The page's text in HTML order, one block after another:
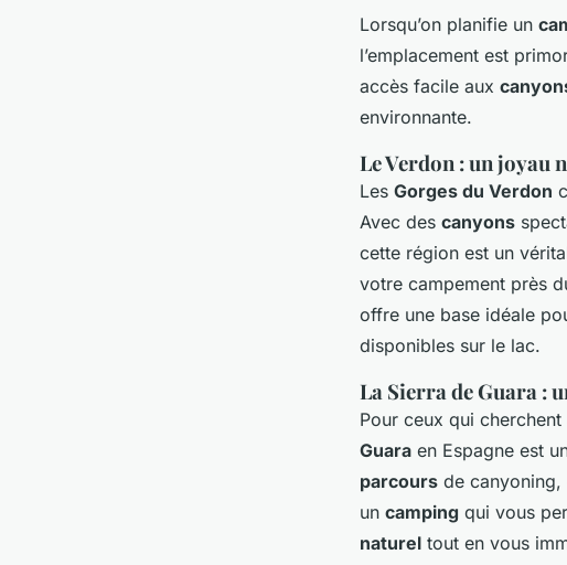
Lorsqu’on planifie un
l’emplacement est
accès facile aux
environnante.
Le Verdon : un joyau
Les Gorges du Verdon
Avec des canyons
cette région est un
votre campement près
offre une base idéale
disponibles sur le lac.
La Sierra de Guara :
Pour ceux qui
Guara en Espagne est
parcours de
un camping qui vous
naturel tout en vous